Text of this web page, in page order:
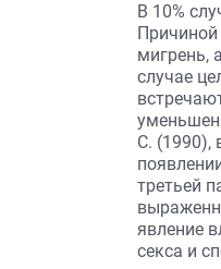
В 10%
Причиной
мигрень,
случае
C.
третьей
явление
секса и